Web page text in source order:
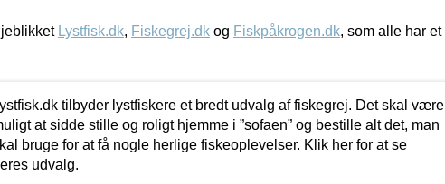
Lystfisk.dk, Fiskegrej.dk og Fiskpåkrogen.dk, som alle har et
tilbyder lystfiskere et bredt udvalg af fiskegrej. Det skal være
at sidde stille og roligt hjemme i ”sofaen” og bestille alt det, man
bruge for at få nogle herlige fiskeoplevelser. Klik her for at se
udvalg.